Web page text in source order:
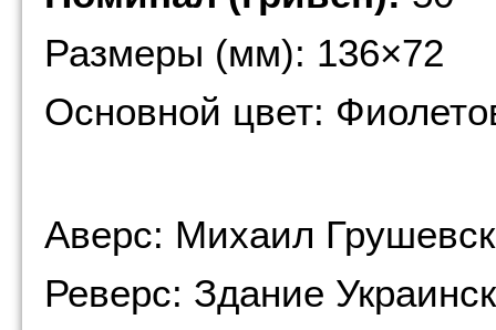
Размеры (мм): 136×72
Основной цвет:
Аверс: Михаил
Реверс: Здание